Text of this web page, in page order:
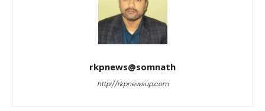
rkpnews@somnath
http://rkpnewsup.com